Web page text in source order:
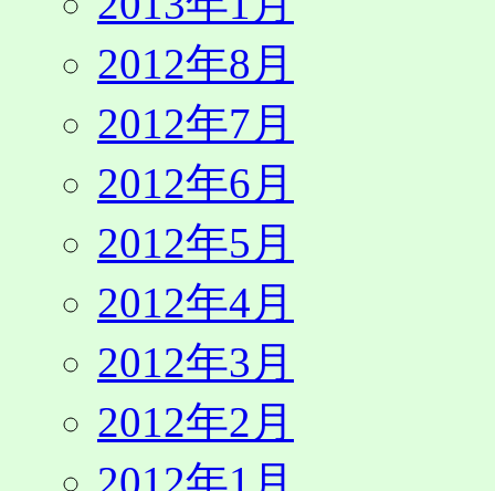
2012年8月
2012年7月
2012年6月
2012年5月
2012年4月
2012年3月
2012年2月